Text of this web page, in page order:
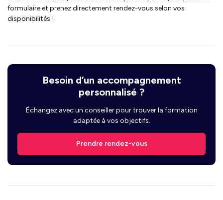
formulaire et prenez directement rendez-vous selon vos
disponibilités !
Besoin d’un accompagnement
personnalisé ?
Échangez avec un conseiller pour trouver la formation
adaptée à vos objectifs.
Prendre rendez-vous